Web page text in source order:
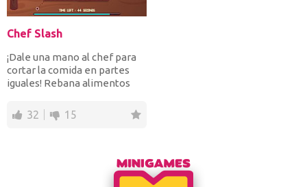
Chef Slash
¡Dale una mano al chef para
cortar la comida en partes
iguales! Rebana alimentos
32 15